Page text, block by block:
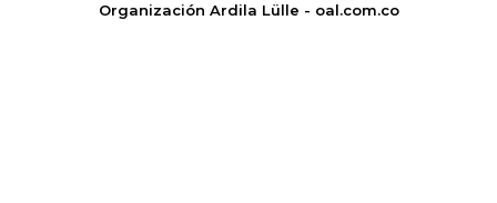
Organización Ardila Lülle - oal.com.co